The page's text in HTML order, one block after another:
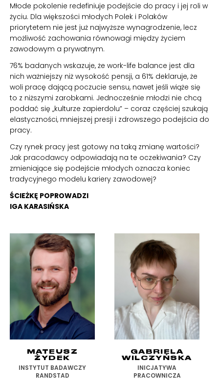
Młode pokolenie redefiniuje podejście do pracy i jej roli w
życiu. Dla większości młodych Polek i Polaków
priorytetem nie jest już najwyższe wynagrodzenie, lecz
możliwość zachowania równowagi między życiem
zawodowym a prywatnym.
76% badanych wskazuje, że work-life balance jest dla
nich ważniejszy niż wysokość pensji, a 61% deklaruje, że
woli pracę dającą poczucie sensu, nawet jeśli wiąże się
to z niższymi zarobkami. Jednocześnie młodzi nie chcą
poddać się „kulturze zapierdolu” – coraz częściej szukają
elastyczności, mniejszej presji i zdrowszego podejścia do
pracy.
Czy rynek pracy jest gotowy na taką zmianę wartości?
Jak pracodawcy odpowiadają na te oczekiwania? Czy
zmieniające się podejście młodych oznacza koniec
tradycyjnego modelu kariery zawodowej?
ŚCIEŻKĘ POPROWADZI
IGA KARASIŃSKA
MATEUSZ
ŻYDEK
INSTYTUT BADAWCZY
RANDSTAD
GABRIELA
WILCZYŃSKA
INICJATYWA
PRACOWNICZA